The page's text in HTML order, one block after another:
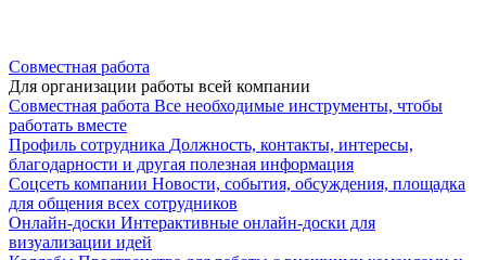
Совместная работа
Для организации работы всей компании
Совместная работа Все необходимые инструменты, чтобы
работать вместе
Профиль сотрудника Должность, контакты, интересы,
благодарности и другая полезная информация
Соцсеть компании Новости, события, обсуждения, площадка
для общения всех сотрудников
Онлайн-доски Интерактивные онлайн-доски для
визуализации идей